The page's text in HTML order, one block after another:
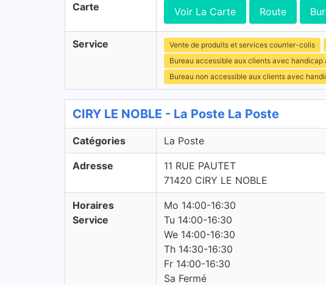
Carte Voir La Carte Route
Service Vente de produits et services courrier-colis
Bureau accessible aux clients avec handicap
Bureau non accessible aux clients avec
CIRY LE NOBLE - La Poste La Poste
Catégories La Poste
Adresse
11 RUE PAUTET
71420 CIRY LE NOBLE
Horaires
Service
Mo 14:00-16:30
Tu 14:00-16:30
We 14:00-16:30
Th 14:30-16:30
Fr 14:00-16:30
Sa Fermé